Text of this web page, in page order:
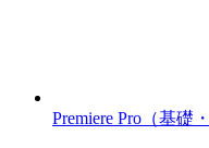
Premiere Pro（基礎